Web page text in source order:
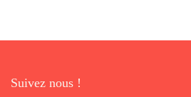
Suivez nous !